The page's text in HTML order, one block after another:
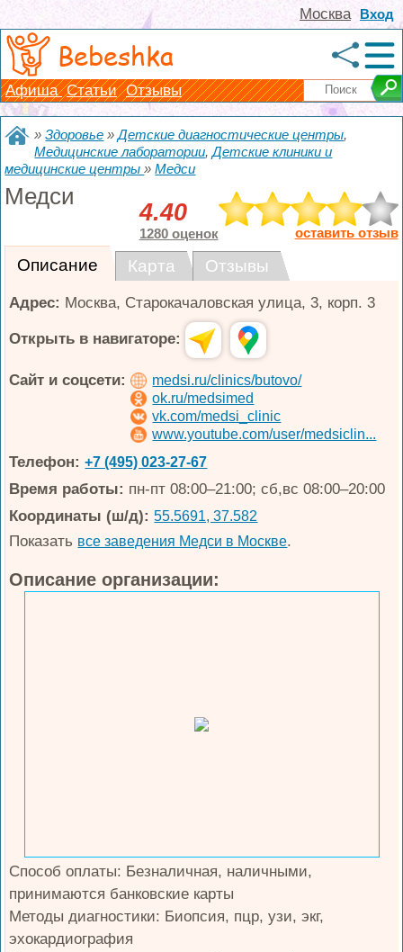
Вход
Москва
Bebeshka
Афиша Статьи Отзывы
»Здоровье »Детские диагностические центры,
Медицинские лаборатории,Детские клиники и
медицинские центры»Медси
Медси
4.40
1280 оценок оставить отзыв
Описание Карта Отзывы
Адрес: Москва, Старокачаловская улица, 3, корп. 3
Открыть в навигаторе:
Сайт и соцсети:
medsi.ru/clinics/butovo/
ok.ru/medsimed
vk.com/medsi_clinic
www.youtube.com/user/medsiclin...
Телефон: +7 (495) 023-27-67
Время работы: пн-пт 08:00–21:00; сб,вс 08:00–20:00
Координаты (ш/д): 55.5691, 37.582
Показать все заведения Медси в Москве.
Описание организации:
Способ оплаты: Безналичная, наличными,
принимаются банковские карты
Методы диагностики: Биопсия, пцр, узи, экг,
эхокардиография